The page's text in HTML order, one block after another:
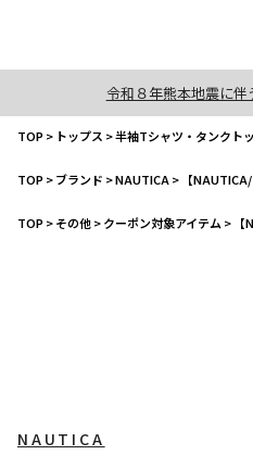
令和８年熊本地震に
TOP> トップス >半袖Tシャツ・タンクト
TOP>ブランド >NAUTICA> 【
TOP>その他>クーポン対象アイテム > 【
NAUTICA